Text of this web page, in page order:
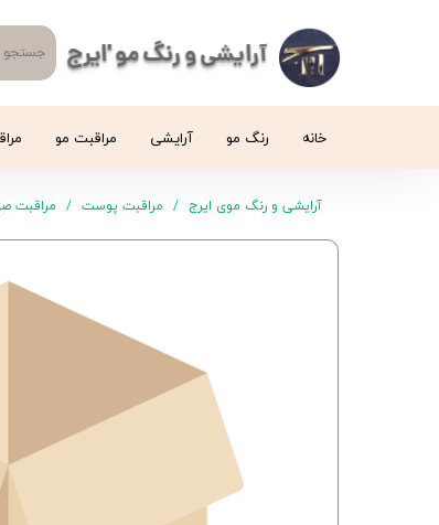
آرایشی و رنگ مو 'ایرج
خانه رنگ مو آرایشی مراقبت مو
آرایشی و رنگ موی ایرج مراقبت پوست مراقبت